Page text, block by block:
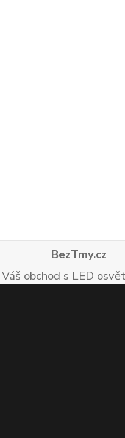
BezTmy.cz
Váš obchod s LED